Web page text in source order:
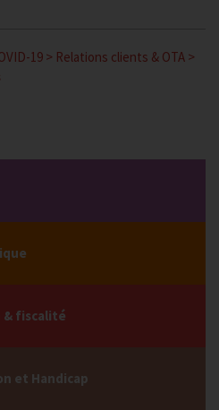
19 > Relations clients & OTA >
& fiscalité
et Handicap